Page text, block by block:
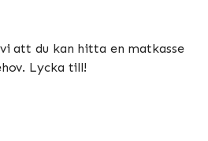
att du kan hitta en matkasse
Lycka till!